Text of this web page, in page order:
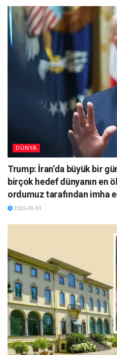
DÜNYA
Trump: İran’da büyük bir
birçok hedef dünyanın en
ordumuz tarafından imha
2026-03-30